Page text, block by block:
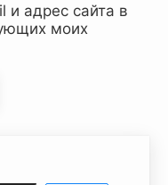
и адрес сайта в
моих